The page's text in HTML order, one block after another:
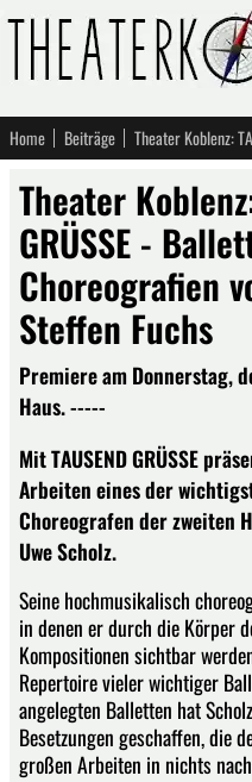
Home Beiträge
Theater
GRÜSSE -
Choreografien
Steffen Fuchs
Premiere am Donnerstag,
Haus. -----
Mit TAUSEND GRÜSSE
Arbeiten eines der
Choreografen der zweiten
Uwe Scholz.
Seine hochmusikalisch
in denen er durch die Körper
Kompositionen sichtbar
Repertoire vieler wichtiger
angelegten Balletten hat
Besetzungen geschaffen, die
großen Arbeiten in nichts